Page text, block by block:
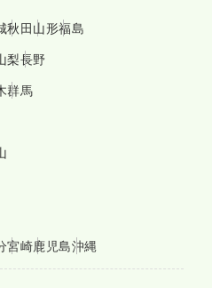
秋田山形福島
梨長野
群馬
宮崎鹿児島沖縄